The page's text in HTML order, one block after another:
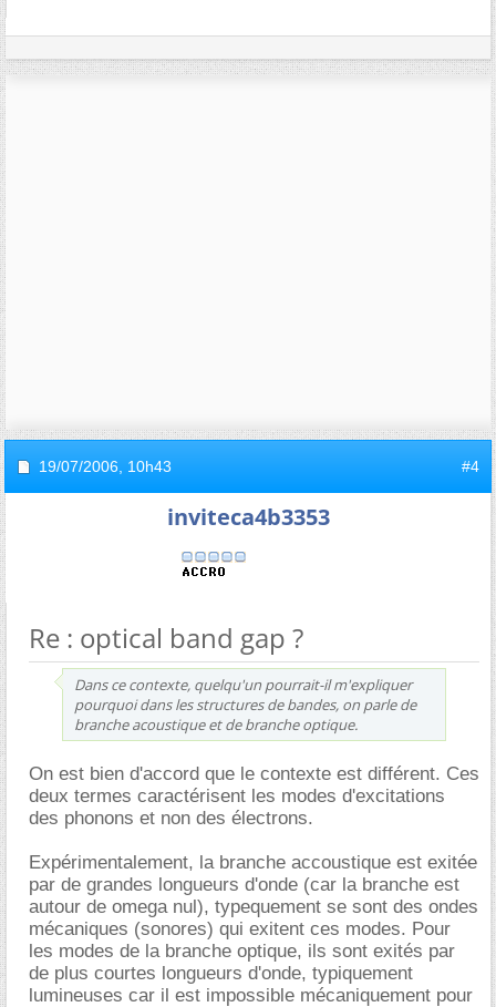
19/07/2006, 10h43 #4
inviteca4b3353
Re : optical band gap ?
Dans ce contexte, quelqu'un pourrait-il m'expliquer
pourquoi dans les structures de bandes, on parle de
branche acoustique et de branche optique.
On est bien d'accord que le contexte est différent. Ces
deux termes caractérisent les modes d'excitations
des phonons et non des électrons.
Expérimentalement, la branche accoustique est exitée
par de grandes longueurs d'onde (car la branche est
autour de omega nul), typequement se sont des ondes
mécaniques (sonores) qui exitent ces modes. Pour
les modes de la branche optique, ils sont exités par
de plus courtes longueurs d'onde, typiquement
lumineuses car il est impossible mécaniquement pour